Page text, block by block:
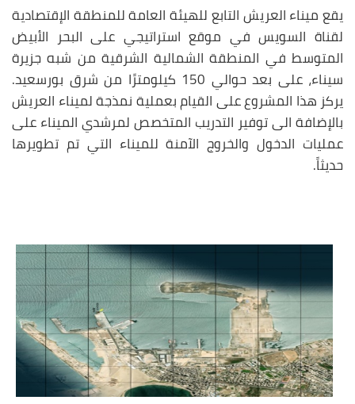
يقع ميناء العريش التابع للهيئة العامة للمنطقة الإقتصادية
لقناة السويس في موقع استراتيجي على البحر الأبيض
المتوسط في المنطقة الشمالية الشرقية من شبه جزيرة
سيناء، على بعد حوالي 150 كيلومترًا من شرق بورسعيد.
يركز هذا المشروع على القيام بعملية نمذجة لميناء العريش
بالإضافة الى توفير التدريب المتخصص لمرشدي الميناء على
عمليات الدخول والخروج الآمنة للميناء التي تم تطويرها
حديثاً.